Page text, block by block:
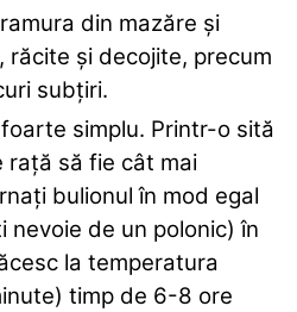
din mazăre și
și decojite, precum
subțiri.
simplu. Printr-o sită
rață să fie cât mai
bulionul în mod egal
nevoie de un polonic) în
la temperatura
timp de 6-8 ore